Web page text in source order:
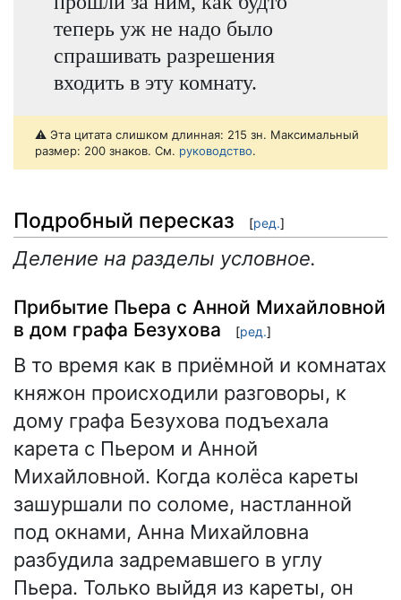
теперь уж не надо было
спрашивать разрешения
входить в эту комнату.
⚠️ Эта цитата слишком длинная: 215 зн. Максимальный
размер: 200 знаков. См. руководство.
Подробный пересказ [ред.]
Деление на разделы условное.
Прибытие Пьера с Анной Михайловной
в дом графа Безухова
[ред.]
В то время как в приёмной и комнатах
княжон происходили разговоры, к
дому графа Безухова подъехала
карета с Пьером и Анной
Михайловной. Когда колёса кареты
зашуршали по соломе, настланной
под окнами, Анна Михайловна
разбудила задремавшего в углу
Пьера. Только выйдя из кареты, он